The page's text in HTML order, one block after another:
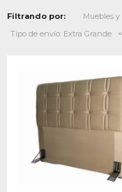
Filtrando por: Muebles
Tipo de envío: Extra Grande